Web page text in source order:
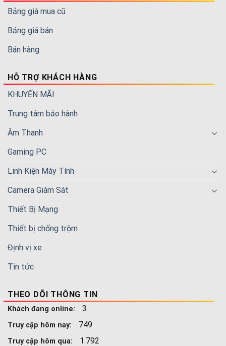
Bảng giá mua cũ
Bảng giá bán
Bán hàng
HỖ TRỢ KHÁCH HÀNG
KHUYẾN MÃI
Trung tâm bảo hành
Âm Thanh
Gaming PC
Linh Kiện Máy Tính
Camera Giám Sát
Thiết Bị Mạng
Thiết bị chống trộm
Định vị xe
Tin tức
THEO DÕI THÔNG TIN
Khách đang online: 3
Truy cập hôm nay: 749
Truy cập hôm qua: 1.792